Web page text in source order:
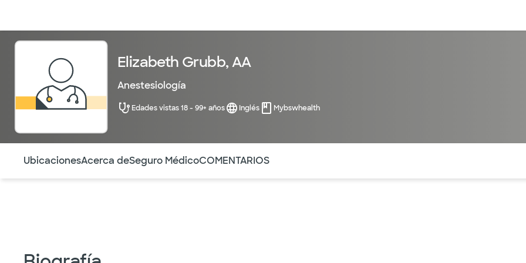
Elizabeth Grubb, AA
Anestesiología
Edades vistas 18 - 99+ años Inglés Mybswhealth
UbicacionesAcerca deSeguro MédicoCOMENTARIOS